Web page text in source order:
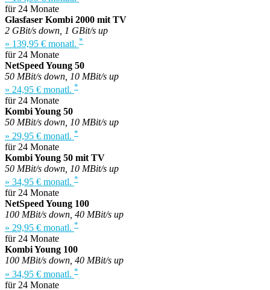
für 24 Monate
Glasfaser Kombi 2000 mit TV
2 GBit/s down, 1 GBit/s up
» 139,95 € monatl. *
für 24 Monate
NetSpeed Young 50
50 MBit/s down, 10 MBit/s up
» 24,95 € monatl. *
für 24 Monate
Kombi Young 50
50 MBit/s down, 10 MBit/s up
» 29,95 € monatl. *
für 24 Monate
Kombi Young 50 mit TV
50 MBit/s down, 10 MBit/s up
» 34,95 € monatl. *
für 24 Monate
NetSpeed Young 100
100 MBit/s down, 40 MBit/s up
» 29,95 € monatl. *
für 24 Monate
Kombi Young 100
100 MBit/s down, 40 MBit/s up
» 34,95 € monatl. *
für 24 Monate